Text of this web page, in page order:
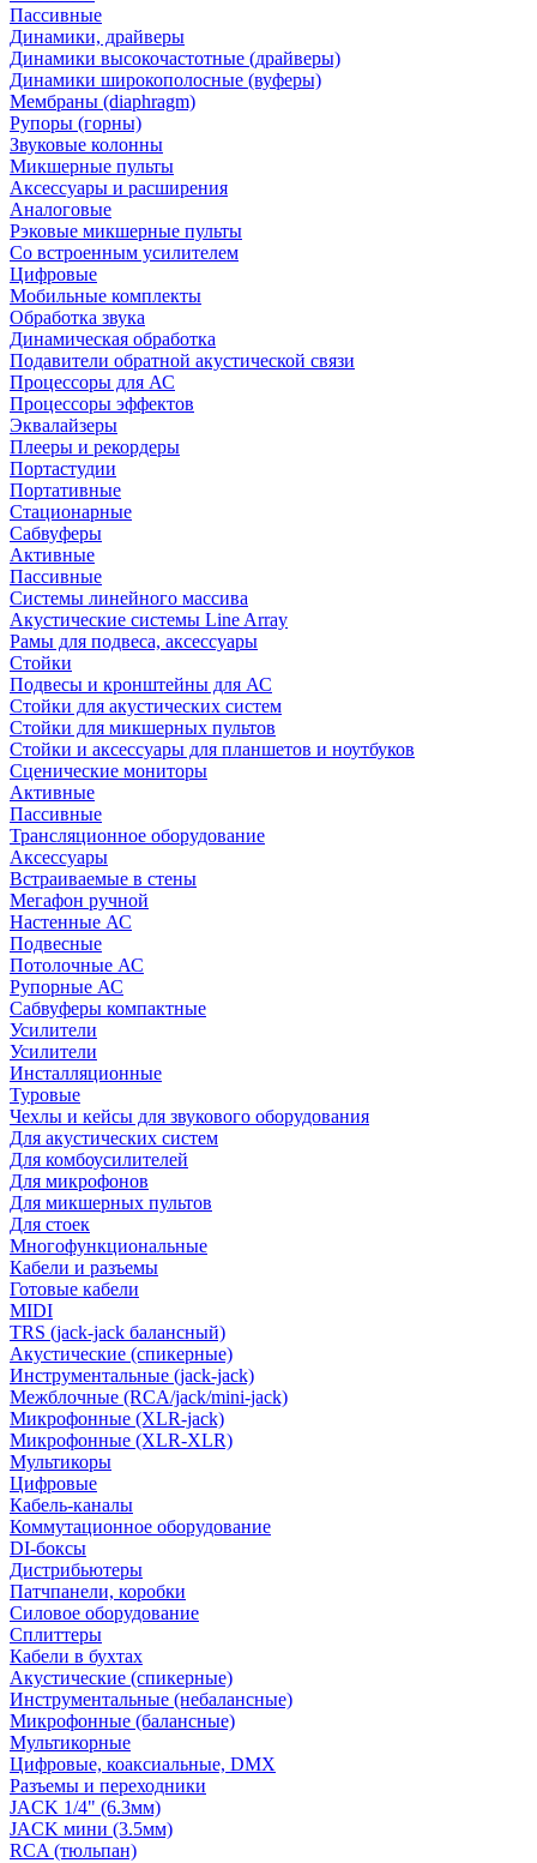
Пассивные
Динамики, драйверы
Динамики высокочастотные (драйверы)
Динамики широкополосные (вуферы)
Мембраны (diaphragm)
Рупоры (горны)
Звуковые колонны
Микшерные пульты
Аксессуары и расширения
Аналоговые
Рэковые микшерные пульты
Со встроенным усилителем
Цифровые
Мобильные комплекты
Обработка звука
Динамическая обработка
Подавители обратной акустической связи
Процессоры для АС
Процессоры эффектов
Эквалайзеры
Плееры и рекордеры
Портастудии
Портативные
Стационарные
Сабвуферы
Активные
Пассивные
Системы линейного массива
Акустические системы Line Array
Рамы для подвеса, аксессуары
Стойки
Подвесы и кронштейны для АС
Стойки для акустических систем
Стойки для микшерных пультов
Стойки и аксессуары для планшетов и ноутбуков
Сценические мониторы
Активные
Пассивные
Трансляционное оборудование
Аксессуары
Встраиваемые в стены
Мегафон ручной
Настенные АС
Подвесные
Потолочные АС
Рупорные АС
Сабвуферы компактные
Усилители
Усилители
Инсталляционные
Туровые
Чехлы и кейсы для звукового оборудования
Для акустических систем
Для комбоусилителей
Для микрофонов
Для микшерных пультов
Для стоек
Многофункциональные
Кабели и разъемы
Готовые кабели
MIDI
TRS (jack-jack балансный)
Акустические (спикерные)
Инструментальные (jack-jack)
Межблочные (RCA/jack/mini-jack)
Микрофонные (XLR-jack)
Микрофонные (XLR-XLR)
Мультикоры
Цифровые
Кабель-каналы
Коммутационное оборудование
DI-боксы
Дистрибьютеры
Патчпанели, коробки
Силовое оборудование
Сплиттеры
Кабели в бухтах
Акустические (спикерные)
Инструментальные (небалансные)
Микрофонные (балансные)
Мультикорные
Цифровые, коаксиальные, DMX
Разъемы и переходники
JACK 1/4" (6.3мм)
JACK мини (3.5мм)
RCA (тюльпан)